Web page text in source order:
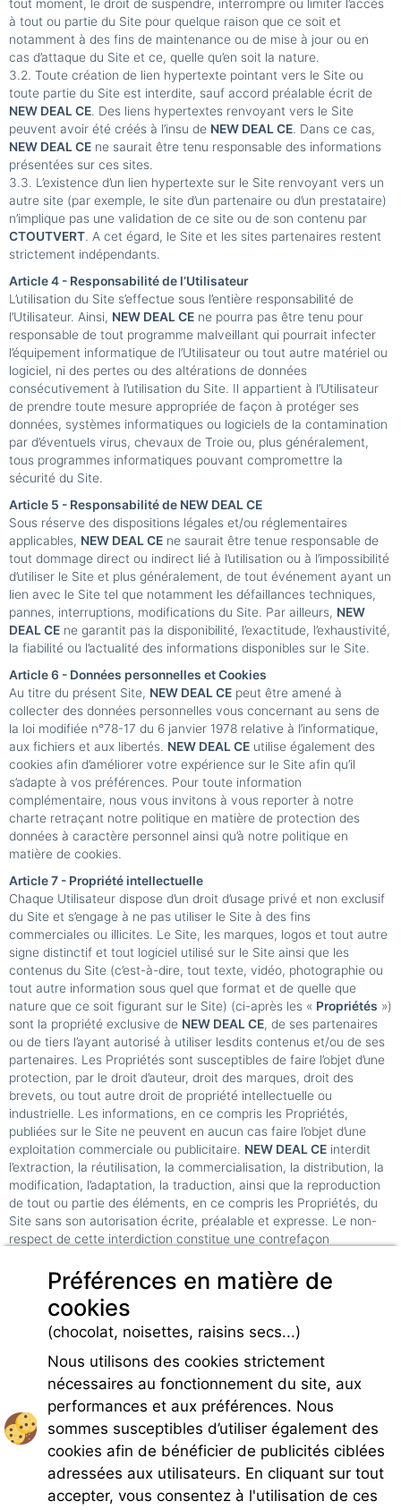
tout moment, le droit de suspendre, interrompre ou limiter l’accès
à tout ou partie du Site pour quelque raison que ce soit et
notamment à des fins de maintenance ou de mise à jour ou en
cas d’attaque du Site et ce, quelle qu’en soit la nature.
3.2. Toute création de lien hypertexte pointant vers le Site ou
toute partie du Site est interdite, sauf accord préalable écrit de
NEW DEAL CE. Des liens hypertextes renvoyant vers le Site
peuvent avoir été créés à l’insu de NEW DEAL CE. Dans ce cas,
NEW DEAL CE ne saurait être tenu responsable des informations
présentées sur ces sites.
3.3. L’existence d’un lien hypertexte sur le Site renvoyant vers un
autre site (par exemple, le site d’un partenaire ou d’un prestataire)
n’implique pas une validation de ce site ou de son contenu par
CTOUTVERT. A cet égard, le Site et les sites partenaires restent
strictement indépendants.
Article 4 - Responsabilité de l’Utilisateur
L’utilisation du Site s’effectue sous l’entière responsabilité de
l’Utilisateur. Ainsi, NEW DEAL CE ne pourra pas être tenu pour
responsable de tout programme malveillant qui pourrait infecter
l’équipement informatique de l’Utilisateur ou tout autre matériel ou
logiciel, ni des pertes ou des altérations de données
consécutivement à l’utilisation du Site. Il appartient à l’Utilisateur
de prendre toute mesure appropriée de façon à protéger ses
données, systèmes informatiques ou logiciels de la contamination
par d’éventuels virus, chevaux de Troie ou, plus généralement,
tous programmes informatiques pouvant compromettre la
sécurité du Site.
Article 5 - Responsabilité de NEW DEAL CE
Sous réserve des dispositions légales et/ou réglementaires
applicables, NEW DEAL CE ne saurait être tenue responsable de
tout dommage direct ou indirect lié à l’utilisation ou à l’impossibilité
d’utiliser le Site et plus généralement, de tout événement ayant un
lien avec le Site tel que notamment les défaillances techniques,
pannes, interruptions, modifications du Site. Par ailleurs, NEW
DEAL CE ne garantit pas la disponibilité, l’exactitude, l’exhaustivité,
la fiabilité ou l’actualité des informations disponibles sur le Site.
Article 6 - Données personnelles et Cookies
Au titre du présent Site, NEW DEAL CE peut être amené à
collecter des données personnelles vous concernant au sens de
la loi modifiée n°78-17 du 6 janvier 1978 relative à l’informatique,
aux fichiers et aux libertés. NEW DEAL CE utilise également des
cookies afin d’améliorer votre expérience sur le Site afin qu’il
s’adapte à vos préférences. Pour toute information
complémentaire, nous vous invitons à vous reporter à notre
charte retraçant notre politique en matière de protection des
données à caractère personnel ainsi qu’à notre politique en
matière de cookies.
Article 7 - Propriété intellectuelle
Chaque Utilisateur dispose d’un droit d’usage privé et non exclusif
du Site et s’engage à ne pas utiliser le Site à des fins
commerciales ou illicites. Le Site, les marques, logos et tout autre
signe distinctif et tout logiciel utilisé sur le Site ainsi que les
contenus du Site (c’est-à-dire, tout texte, vidéo, photographie ou
tout autre information sous quel que format et de quelle que
nature que ce soit figurant sur le Site) (ci-après les « Propriétés »)
sont la propriété exclusive de NEW DEAL CE, de ses partenaires
ou de tiers l’ayant autorisé à utiliser lesdits contenus et/ou de ses
partenaires. Les Propriétés sont susceptibles de faire l’objet d’une
protection, par le droit d’auteur, droit des marques, droit des
brevets, ou tout autre droit de propriété intellectuelle ou
industrielle. Les informations, en ce compris les Propriétés,
publiées sur le Site ne peuvent en aucun cas faire l’objet d’une
exploitation commerciale ou publicitaire. NEW DEAL CE interdit
l’extraction, la réutilisation, la commercialisation, la distribution, la
modification, l’adaptation, la traduction, ainsi que la reproduction
de tout ou partie des éléments, en ce compris les Propriétés, du
Site sans son autorisation écrite, préalable et expresse. Le non-
respect de cette interdiction constitue une contrefaçon
contrefacteur.
Article 8 - Loi applicable et juridiction compétente
Les présentes CGU sont régies par le droit français. Les tribunaux
français ont compétence pour se prononcer sur tous les litiges
susceptibles de naître relativement à l’exécution des présentes.
Rejoignez-nous
Préférences en matière de
cookies
(chocolat, noisettes, raisins secs...)
Nous utilisons des cookies strictement
nécessaires au fonctionnement du site, aux
performances et aux préférences. Nous
sommes susceptibles d’utiliser également des
cookies afin de bénéficier de publicités ciblées
adressées aux utilisateurs. En cliquant sur tout
accepter, vous consentez à l'utilisation de ces